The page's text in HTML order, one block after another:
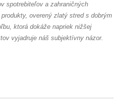
spotrebiteľov a zahraničných
overený zlatý stred s dobrým
ktorá dokáže napriek nižšej
vyjadruje náš subjektívny názor.